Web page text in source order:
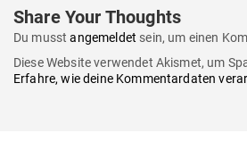
Share Your Thoughts
Du musstangemeldet sein, um einen
Diese Website verwendet Akismet, um
Erfahre, wie deine Kommentardaten